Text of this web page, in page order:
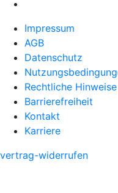
Impressum
AGB
Datenschutz
Rechtliche Hinweise
Barrierefreiheit
Kontakt
Karriere
vertrag-widerrufen